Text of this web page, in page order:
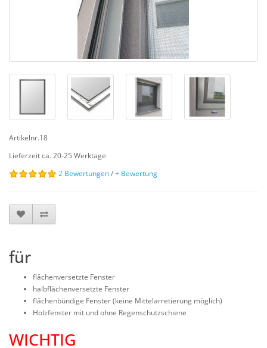
Artikelnr.18
Lieferzeit ca. 20-25 Werktage
2 Bewertungen/+ Bewertung
für
flächenversetzte Fenster
halbflächenversetzte Fenster
flächenbündige Fenster (keine Mittelarretierung möglich)
Holzfenster mit und ohne Regenschutzschiene
WICHTIG